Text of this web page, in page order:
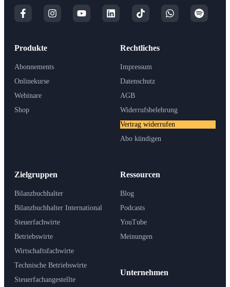
Produkte
Abonnements
Onlinekurse
Webinare
Shop
Zielgruppen
Bilanzbuchhalter
Bilanzbuchhalter International
Steuerfachwirte
Betriebswirte
Wirtschaftsfachwirte
Technische Betriebswirte
Steuerfachangestellte
Ressourcen
Blog
Podcasts
YouTube
Meinungen
Unternehmen
Rechtliches
Impressum
Datenschutz
AGB
Widerrufsbelehrung
Vertrag widerrufen
Abo kündigen